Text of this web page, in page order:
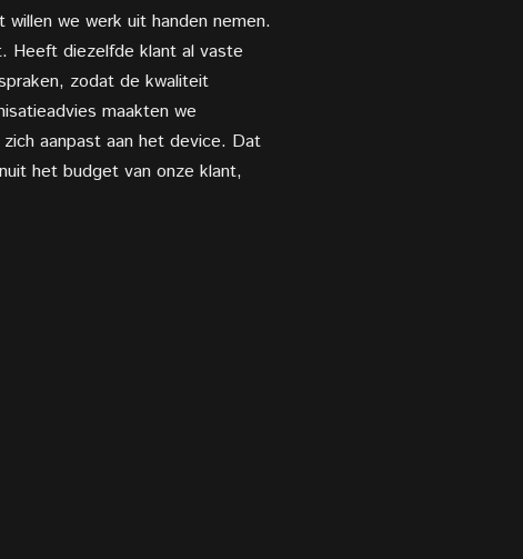
we werk uit handen nemen.
Heeft diezelfde klant al vaste
zodat de kwaliteit
maakten we
aanpast aan het device. Dat
het budget van onze klant,